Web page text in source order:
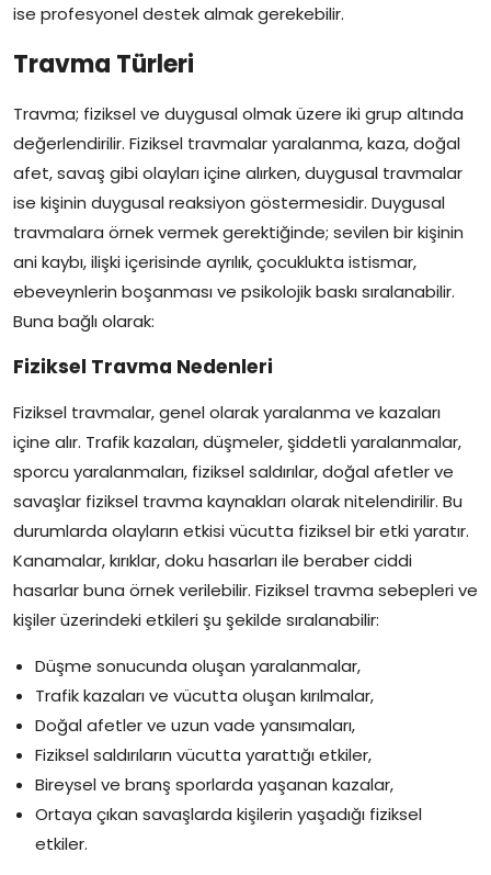
ise profesyonel destek almak gerekebilir.
Travma Türleri
Travma; fiziksel ve duygusal olmak üzere iki grup altında
değerlendirilir. Fiziksel travmalar yaralanma, kaza, doğal
afet, savaş gibi olayları içine alırken, duygusal travmalar
ise kişinin duygusal reaksiyon göstermesidir. Duygusal
travmalara örnek vermek gerektiğinde; sevilen bir kişinin
ani kaybı, ilişki içerisinde ayrılık, çocuklukta istismar,
ebeveynlerin boşanması ve psikolojik baskı sıralanabilir.
Buna bağlı olarak:
Fiziksel Travma Nedenleri
Fiziksel travmalar, genel olarak yaralanma ve kazaları
içine alır. Trafik kazaları, düşmeler, şiddetli yaralanmalar,
sporcu yaralanmaları, fiziksel saldırılar, doğal afetler ve
savaşlar fiziksel travma kaynakları olarak nitelendirilir. Bu
durumlarda olayların etkisi vücutta fiziksel bir etki yaratır.
Kanamalar, kırıklar, doku hasarları ile beraber ciddi
hasarlar buna örnek verilebilir. Fiziksel travma sebepleri ve
kişiler üzerindeki etkileri şu şekilde sıralanabilir:
Düşme sonucunda oluşan yaralanmalar,
Trafik kazaları ve vücutta oluşan kırılmalar,
Doğal afetler ve uzun vade yansımaları,
Fiziksel saldırıların vücutta yarattığı etkiler,
Bireysel ve branş sporlarda yaşanan kazalar,
Ortaya çıkan savaşlarda kişilerin yaşadığı fiziksel
etkiler.